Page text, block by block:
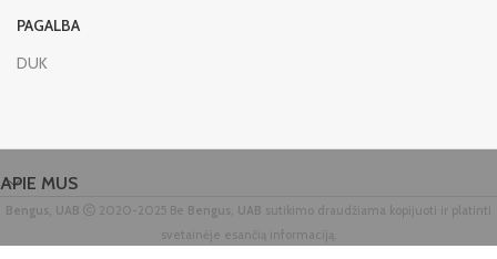
PAGALBA
DUK
APIE MUS
Bengus, UAB 2020-2025 Be Bengus, UAB sutikimo draudžiama kopijuoti ir platinti
svetainėje esančią informaciją.